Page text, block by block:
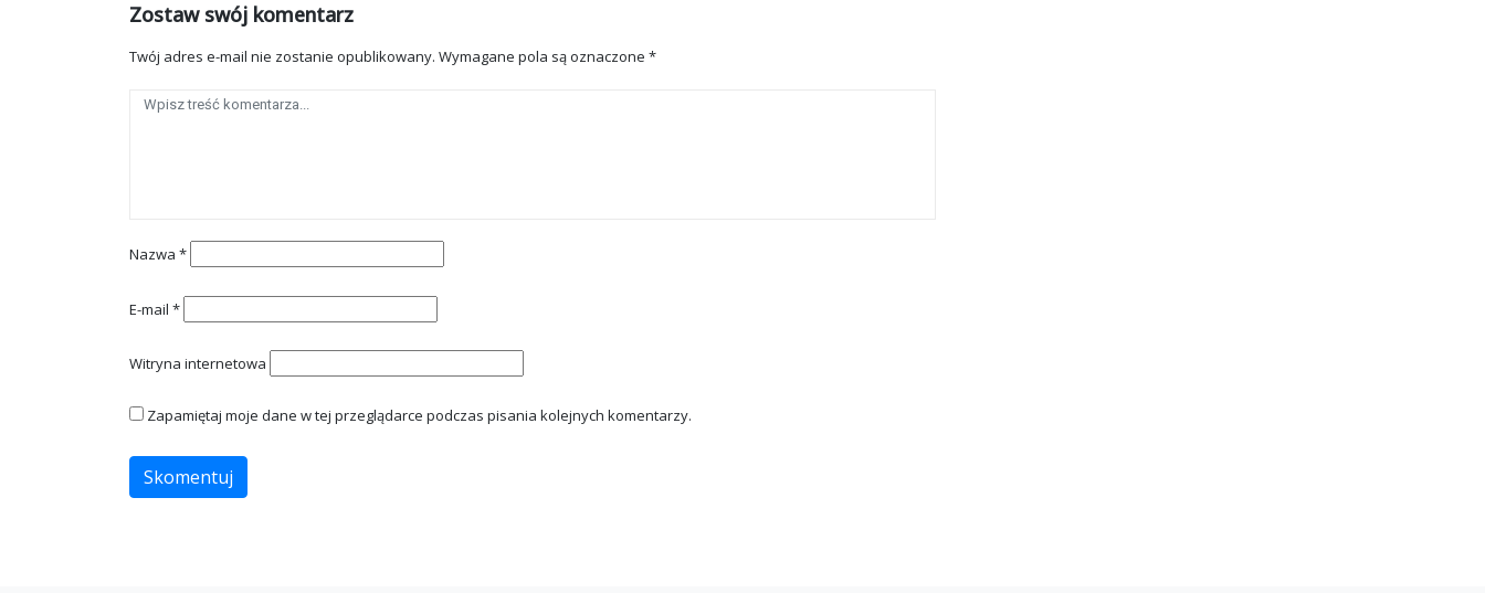
Zostaw swój komentarz
Twój adres e-mail nie zostanie opublikowany. Wymagane pola są oznaczone *
Nazwa *
E-mail *
Witryna internetowa
Zapamiętaj moje dane w tej przeglądarce podczas pisania kolejnych komentarzy.